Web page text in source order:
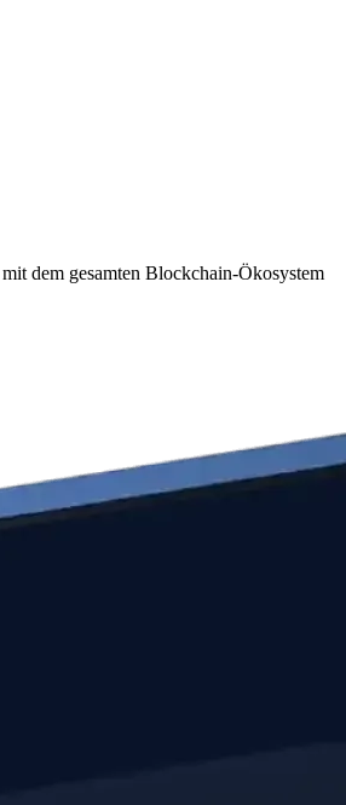
dem gesamten Blockchain-Ökosystem